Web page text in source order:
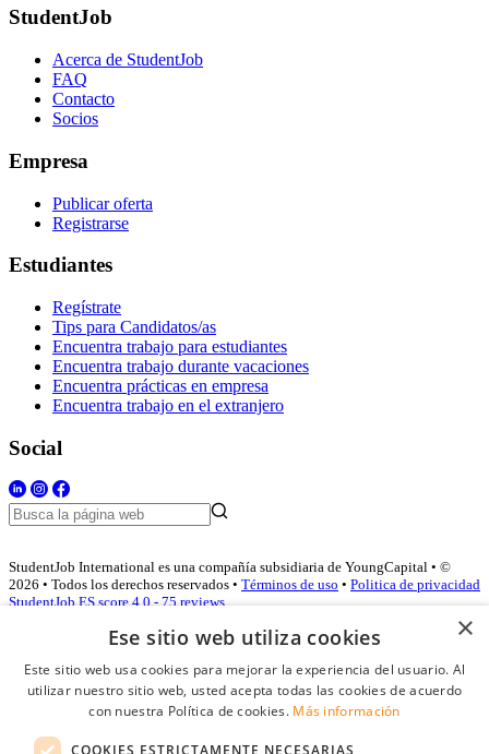
StudentJob
Acerca de StudentJob
FAQ
Contacto
Socios
Empresa
Publicar oferta
Registrarse
Estudiantes
Regístrate
Tips para Candidatos/as
Encuentra trabajo para estudiantes
Encuentra trabajo durante vacaciones
Encuentra prácticas en empresa
Encuentra trabajo en el extranjero
Social
StudentJob International es una compañía subsidiaria de YoungCapital • ©
2026 • Todos los derechos reservados • Términos de uso • Politica de privacidad
StudentJob ES score 4.0 - 75 reviews
Acceso empresas
×
Ese sitio web utiliza cookies
Este sitio web usa cookies para mejorar la experiencia del usuario. Al
utilizar nuestro sitio web, usted acepta todas las cookies de acuerdo
con nuestra Política de cookies. Más información
COOKIES ESTRICTAMENTE NECESARIAS